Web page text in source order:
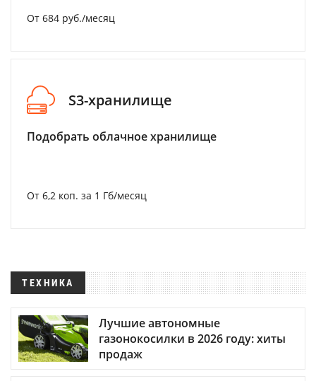
От 684 руб./месяц
S3-хранилище
Подобрать облачное хранилище
От 6,2 коп. за 1 Гб/месяц
ТЕХНИКА
Лучшие автономные
газонокосилки в 2026 году: хиты
продаж